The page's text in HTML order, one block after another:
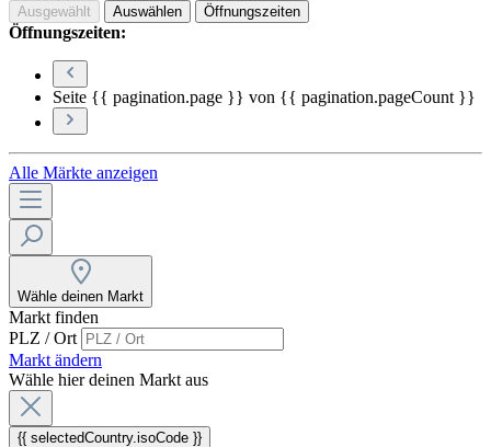
Ausgewählt Auswählen Öffnungszeiten
Öffnungszeiten:
Seite {{ pagination.page }} von {{ pagination.pageCount }}
Alle Märkte anzeigen
Wähle deinen Markt
Markt finden
PLZ / Ort
Markt ändern
Wähle hier deinen Markt aus
{{ selectedCountry.isoCode }}